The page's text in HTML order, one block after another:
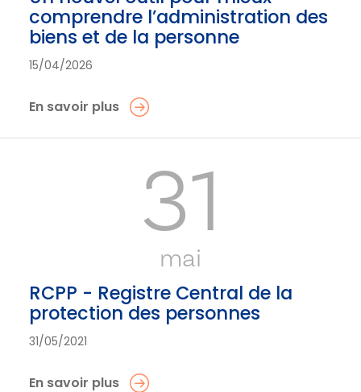
comprendre l’administration des
biens et de la personne
15/04/2026
En savoir plus
31
mai
RCPP - Registre Central de la
protection des personnes
31/05/2021
En savoir plus